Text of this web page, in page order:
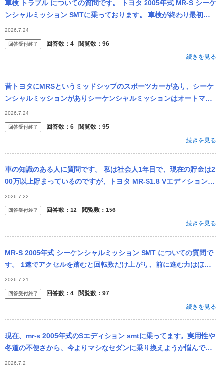
車検 トラブル についての質問です。 トヨタ 2005年式 MR-S シーケ
ンシャルミッション SMTに乗っております。 車検が終わり最初の
発進で警告音が鳴り、走行不可能でした。1速から2速がク...
2026.7.24
回答受付終了 回答数： 4 閲覧数： 96
続きを見る
昔トヨタにMRSというミッドシップのスポーツカーがあり、シーケ
ンシャルミッションがありシーケンシャルミッションはオートマ限
定でも乗れましたね。今はシーケンシャルミッションの車は発売さ
れてないですか？
2026.7.24
回答受付終了 回答数： 6 閲覧数： 95
続きを見る
車の知識のある人に質問です。 私は社会人1年目で、現在の貯金は2
00万以上貯まっているのですが、トヨタ MR-S1.8 Vエディションを
中古で購入しようと計画しています。 2001年式走行距離1...
2026.7.22
回答受付終了 回答数： 12 閲覧数： 156
続きを見る
MR-S 2005年式 シーケンシャルミッション SMT についての質問で
す。 1速でアクセルを踏むと回転数だけ上がり、前に進む力はほと
んどありません。2速 3速と変速して 走行できます。リバ...
2026.7.21
回答受付終了 回答数： 4 閲覧数： 97
続きを見る
現在、mr-s 2005年式のSエディション smtに乗ってます。実用性や
冬道の不便さから、今よりマシなセダンに乗り換えようか悩んでま
す。mr-sに愛着もあって、心が揺らいでます。 どうしたらい...
2026.7.2